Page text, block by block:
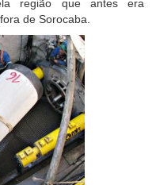
região que antes era
de Sorocaba.